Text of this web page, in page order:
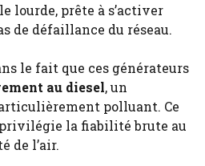
lourde, prête à s’activer
de défaillance du réseau.
le fait que ces générateurs
au diesel, un
polluant. Ce
la fiabilité brute au
de l’air.